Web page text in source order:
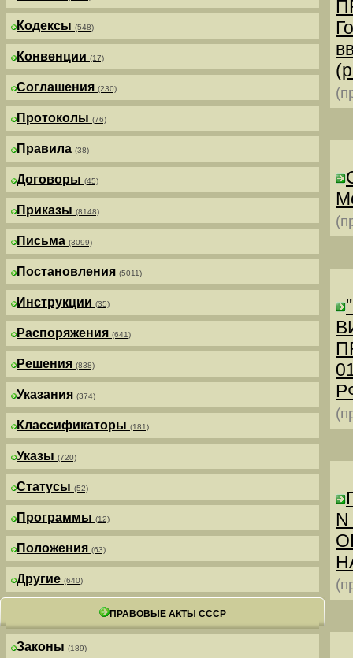
Кодексы (548)
Конвенции (17)
Соглашения (230)
Протоколы (76)
Правила (38)
Договоры (45)
Приказы (8148)
Письма (3099)
Постановления (5011)
Инструкции (35)
Распоряжения (641)
Решения (838)
Указания (374)
Классификаторы (181)
Указы (720)
Статусы (52)
Программы (12)
Положения (63)
Другие (640)
ПРАВОВЫЕ АКТЫ СССР
Законы (189)